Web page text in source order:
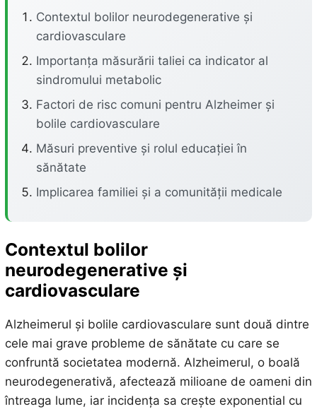
Contextul bolilor neurodegenerative și
cardiovasculare
Importanța măsurării taliei ca indicator al
sindromului metabolic
Factori de risc comuni pentru Alzheimer și
bolile cardiovasculare
Măsuri preventive și rolul educației în
sănătate
Implicarea familiei și a comunității medicale
Contextul bolilor
neurodegenerative și
cardiovasculare
Alzheimerul și bolile cardiovasculare sunt două dintre
cele mai grave probleme de sănătate cu care se
confruntă societatea modernă. Alzheimerul, o boală
neurodegenerativă, afectează milioane de oameni din
întreaga lume, iar incidența sa crește exponential cu